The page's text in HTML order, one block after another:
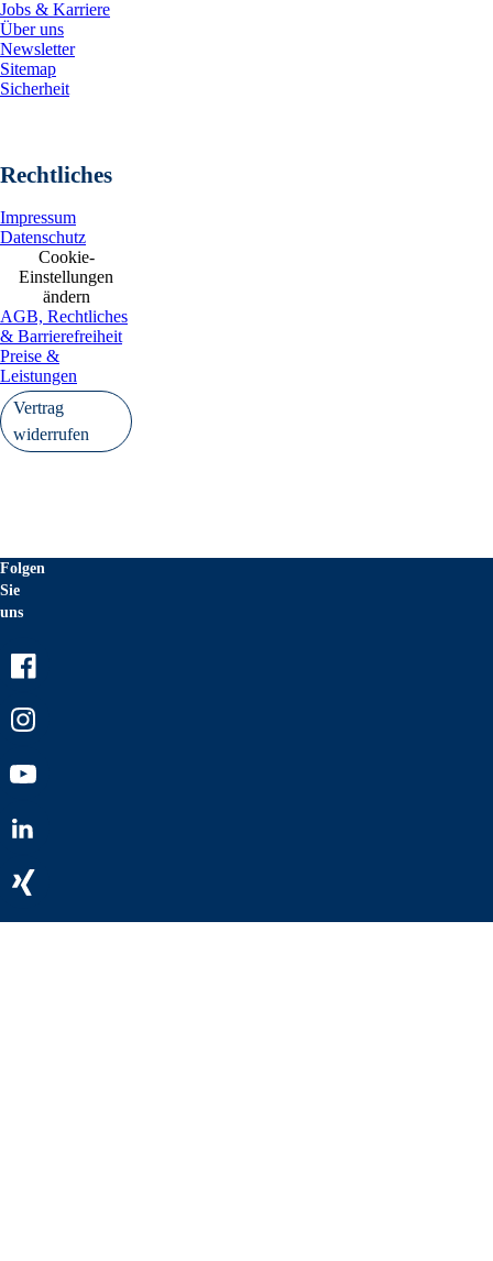
Jobs & Karriere
Über uns
Newsletter
Sitemap
Sicherheit
Rechtliches
Impressum
Datenschutz
Cookie-
Einstellungen
ändern
AGB, Rechtliches
& Barrierefreiheit
Preise &
Leistungen
Vertrag
widerrufen
Folgen
Sie
uns
Youtube